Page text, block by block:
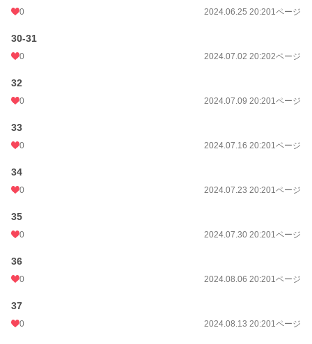
0 2024.06.25 20:201ページ
30-31
0 2024.07.02 20:202ページ
32
0 2024.07.09 20:201ページ
33
0 2024.07.16 20:201ページ
34
0 2024.07.23 20:201ページ
35
0 2024.07.30 20:201ページ
36
0 2024.08.06 20:201ページ
37
0 2024.08.13 20:201ページ